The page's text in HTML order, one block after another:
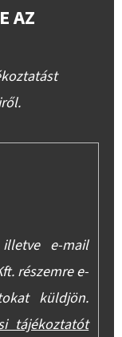
AZ
e-mail
részemre e-
küldjön.
tájékoztatót